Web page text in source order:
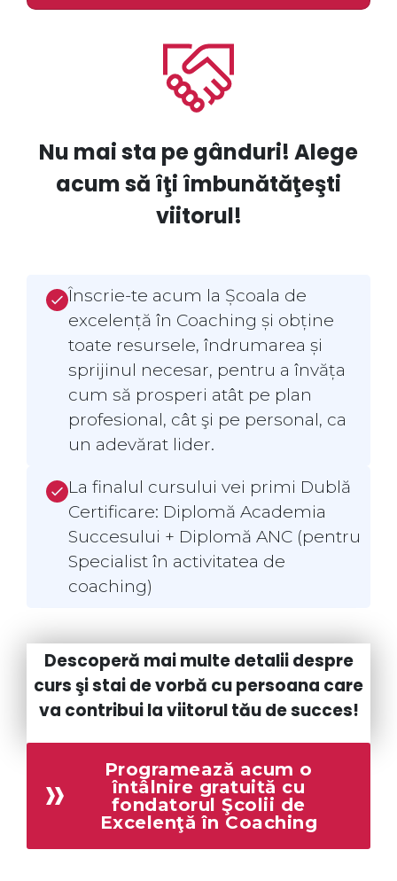
Nu mai sta pe gânduri! Alege
acum să îţi îmbunătăţeşti
viitorul!
Înscrie-te acum la Școala de
excelență în Coaching și obține
toate resursele, îndrumarea și
sprijinul necesar, pentru a învăța
cum să prosperi atât pe plan
profesional, cât şi pe personal, ca
un adevărat lider.
La finalul cursului vei primi Dublă
Certificare: Diplomă Academia
Succesului + Diplomă ANC (pentru
Specialist în activitatea de
coaching)
Descoperă mai multe detalii despre
curs şi stai de vorbă cu persoana care
va contribui la viitorul tău de succes!
Programează acum o
întâlnire gratuită cu
fondatorul Şcolii de
Excelenţă în Coaching